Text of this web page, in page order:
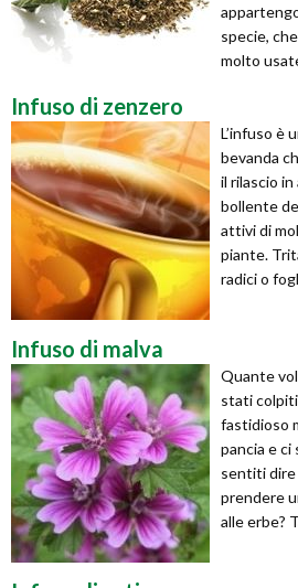
specie,
molto
Infuso di zenzero
L’infuso è
bevanda
il rilascio in
bollente
attivi di
piante.
radici o
Infuso di malva
Quante
stati
fastidioso
pancia e ci
sentiti dire
prendere
alle erbe?